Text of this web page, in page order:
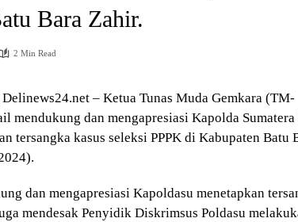
Bara Zahir.
2 Min Read
– Ketua Tunas Muda Gemkara (TM-
mendukung dan mengapresiasi Kapolda Sumatera
tersangka kasus seleksi PPPK di Kabupaten Batu
dan mengapresiasi Kapoldasu menetapkan
mendesak Penyidik Diskrimsus Poldasu